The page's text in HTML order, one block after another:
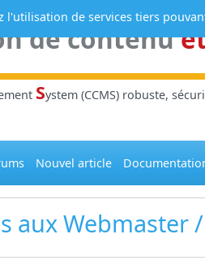
de contenu
System (CCMS) robuste,
Nouvel article
aux Webmaster
l'utilisation de services tiers